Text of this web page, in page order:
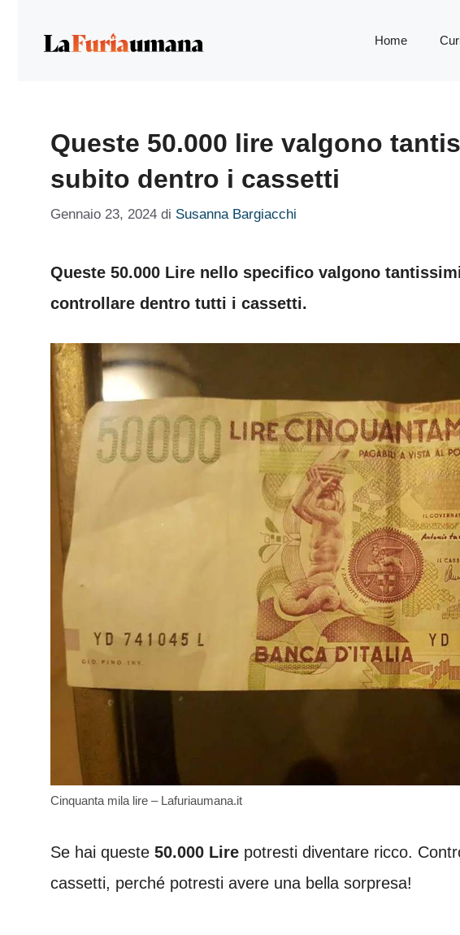
Home
Queste 50.000 lire valgono
subito dentro i cassetti
Gennaio 23, 2024 di Susanna Bargiacchi
Queste 50.000 Lire nello specifico valgono
controllare dentro tutti i cassetti.
Cinquanta mila lire – Lafuriaumana.it
Se hai queste 50.000 Lire potresti diventare ricco.
cassetti, perché potresti avere una bella sorpresa!